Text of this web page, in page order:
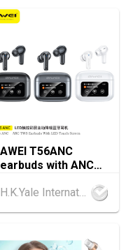
產品會議 2026 (香港
覽 2026 (香港會議展
(香港會議展覽中心)
AWEI T56ANC
earbuds with ANC
H.K.Yale International Industry Co., Limited